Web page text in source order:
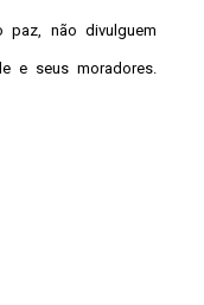
paz, não divulguem
e seus moradores.